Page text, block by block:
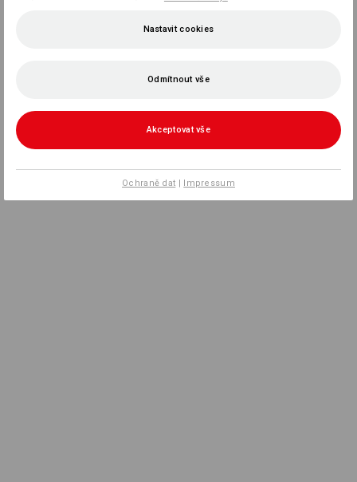
Nastavit cookies
Odmítnout vše
Akceptovat vše
Ochraně dat | Impressum